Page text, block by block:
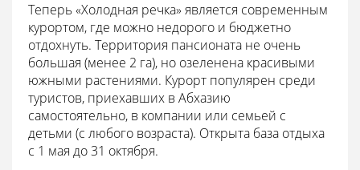
Теперь «Холодная речка» является современным
курортом, где можно недорого и бюджетно
отдохнуть. Территория пансионата не очень
большая (менее 2 га), но озеленена красивыми
южными растениями. Курорт популярен среди
туристов, приехавших в Абхазию
самостоятельно, в компании или семьей с
детьми (с любого возраста). Открыта база отдыха
с 1 мая до 31 октября.